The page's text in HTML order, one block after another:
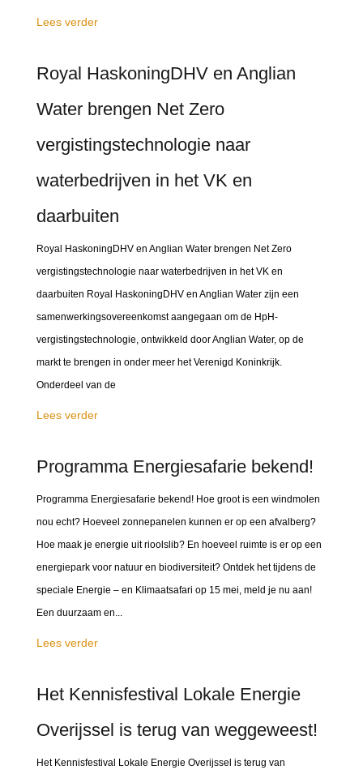
Lees verder
Royal HaskoningDHV en Anglian
Water brengen Net Zero
vergistingstechnologie naar
waterbedrijven in het VK en
daarbuiten
Royal HaskoningDHV en Anglian Water brengen Net Zero
vergistingstechnologie naar waterbedrijven in het VK en
daarbuiten Royal HaskoningDHV en Anglian Water zijn een
samenwerkingsovereenkomst aangegaan om de HpH-
vergistingstechnologie, ontwikkeld door Anglian Water, op de
markt te brengen in onder meer het Verenigd Koninkrijk.
Onderdeel van de
Lees verder
Programma Energiesafarie bekend!
Programma Energiesafarie bekend! Hoe groot is een windmolen
nou echt? Hoeveel zonnepanelen kunnen er op een afvalberg?
Hoe maak je energie uit rioolslib? En hoeveel ruimte is er op een
energiepark voor natuur en biodiversiteit? Ontdek het tijdens de
speciale Energie – en Klimaatsafari op 15 mei, meld je nu aan!
Een duurzaam en...
Lees verder
Het Kennisfestival Lokale Energie
Overijssel is terug van weggeweest!
Het Kennisfestival Lokale Energie Overijssel is terug van